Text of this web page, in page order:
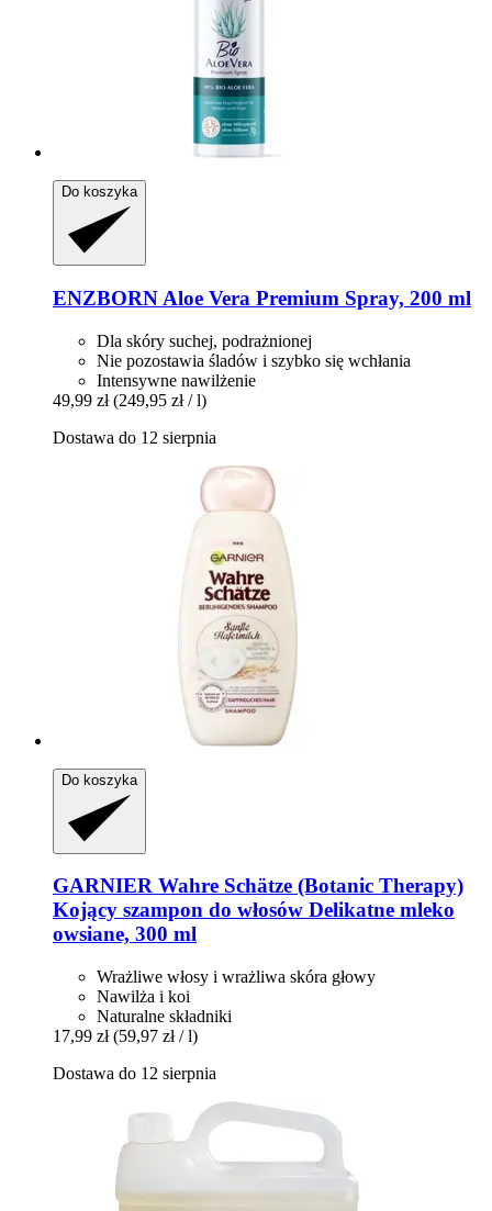
Do koszyka
ENZBORN Aloe Vera Premium Spray, 200 ml
Dla skóry suchej, podrażnionej
Nie pozostawia śladów i szybko się wchłania
Intensywne nawilżenie
49,99 zł (249,95 zł / l)
Dostawa do 12 sierpnia
Do koszyka
GARNIER Wahre Schätze (Botanic Therapy)
Kojący szampon do włosów Delikatne mleko
owsiane, 300 ml
Wrażliwe włosy i wrażliwa skóra głowy
Nawilża i koi
Naturalne składniki
17,99 zł (59,97 zł / l)
Dostawa do 12 sierpnia